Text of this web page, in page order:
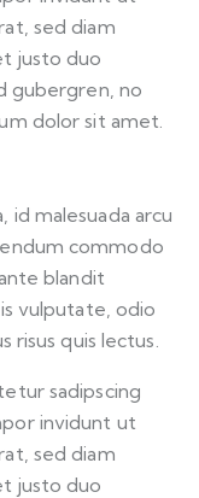
sed diam
justo duo
gubergren, no
dolor sit amet.
malesuada arcu
commodo
blandit
vulputate, odio
risus quis lectus.
sadipscing
invidunt ut
sed diam
justo duo